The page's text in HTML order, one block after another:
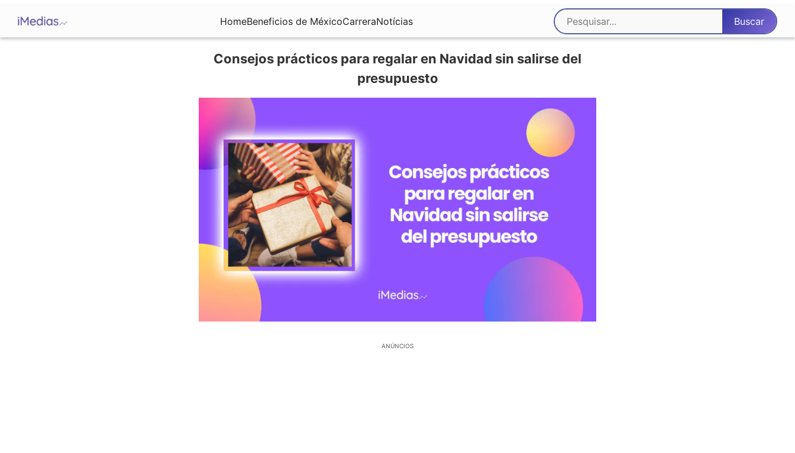
HomeBeneficios de MéxicoCarreraNotícias
Consejos prácticos para regalar en Navidad sin salirse del
presupuesto
ANÚNCIOS